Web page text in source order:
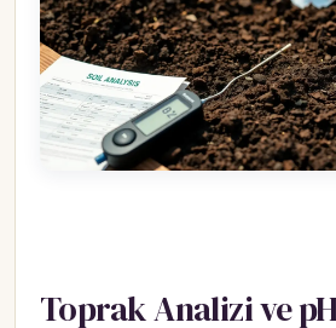
Toprak Analizi ve